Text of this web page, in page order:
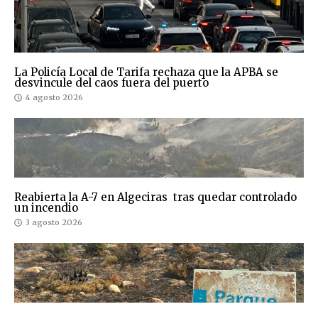
La Policía Local de Tarifa rechaza que la APBA se
desvincule del caos fuera del puerto
4 agosto 2026
Reabierta la A-7 en Algeciras tras quedar controlado
un incendio
3 agosto 2026